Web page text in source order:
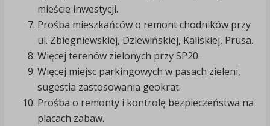
mieście inwestycji.
Prośba mieszkańców o remont chodników przy
ul. Zbiegniewskiej, Dziewińskiej, Kaliskiej, Prusa.
Więcej terenów zielonych przy SP20.
Więcej miejsc parkingowych w pasach zieleni,
sugestia zastosowania geokrat.
Prośba o remonty i kontrolę bezpieczeństwa na
placach zabaw.